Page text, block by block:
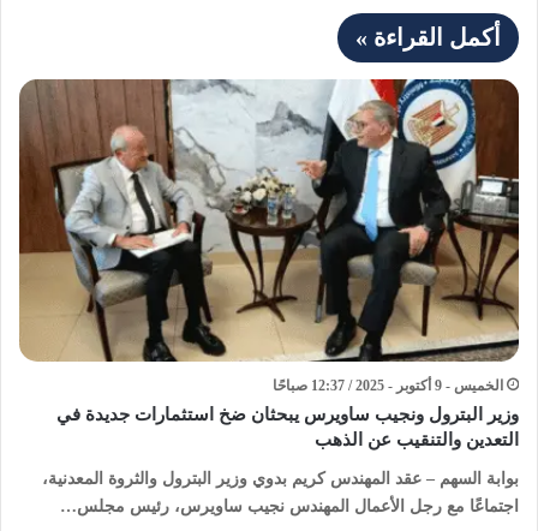
أكمل القراءة »
الخميس - 9 أكتوبر - 2025 / 12:37 صباحًا
وزير البترول ونجيب ساويرس يبحثان ضخ استثمارات جديدة في
التعدين والتنقيب عن الذهب
بوابة السهم – عقد المهندس كريم بدوي وزير البترول والثروة المعدنية،
اجتماعًا مع رجل الأعمال المهندس نجيب ساويرس، رئيس مجلس…